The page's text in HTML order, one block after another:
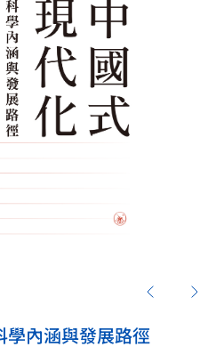
內涵與發展路徑